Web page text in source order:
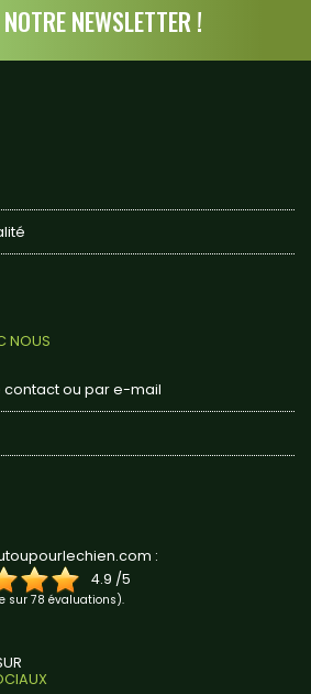
NEWSLETTER !
NOUS
contact ou par e-mail
:
4.9 /5
sur 78 évaluations).